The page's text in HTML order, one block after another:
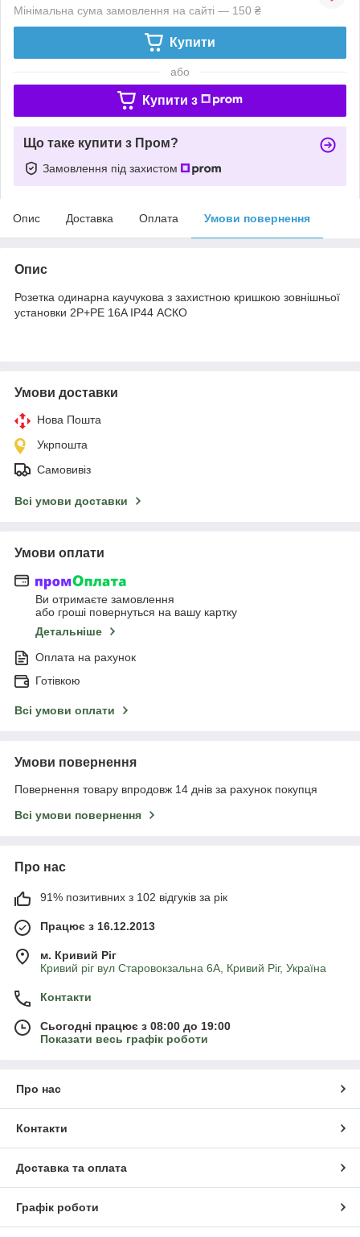
Мінімальна сума замовлення на сайті — 150 ₴
Купити
або
Купити з
Що таке купити з Пром?
Замовлення під захистом
Опис Доставка Оплата Умови повернення
Опис
Розетка одинарна каучукова з захистною кришкою зовнішньої
установки 2P+PE 16A IP44 АСКО
Умови доставки
Нова Пошта
Укрпошта
Самовивіз
Всі умови доставки
Умови оплати
Ви отримаєте замовлення
або гроші повернуться на вашу картку
Детальніше
Оплата на рахунок
Готівкою
Всі умови оплати
Умови повернення
Повернення товару впродовж 14 днів за рахунок покупця
Всі умови повернення
Про нас
91% позитивних з 102 відгуків за рік
Працює з 16.12.2013
м. Кривий Ріг
Кривий ріг вул Старовокзальна 6А, Кривий Ріг, Україна
Контакти
Сьогодні працює з 08:00 до 19:00
Показати весь графік роботи
Про нас
Контакти
Доставка та оплата
Графік роботи